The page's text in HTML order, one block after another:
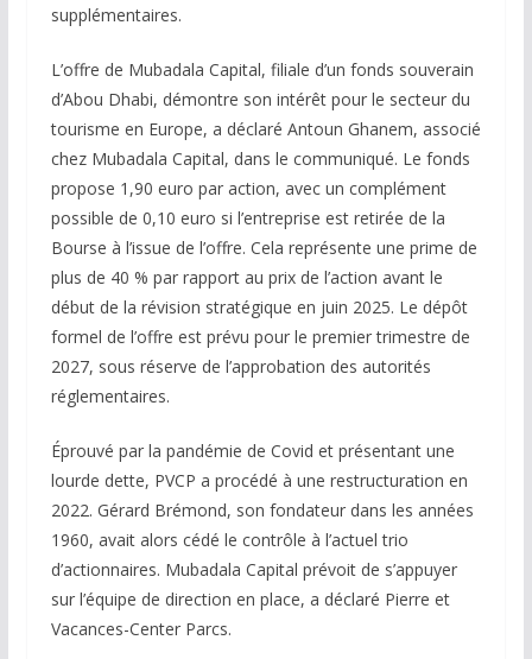
supplémentaires.
L’offre de Mubadala Capital, filiale d’un fonds souverain
d’Abou Dhabi, démontre son intérêt pour le secteur du
tourisme en Europe, a déclaré Antoun Ghanem, associé
chez Mubadala Capital, dans le communiqué. Le fonds
propose 1,90 euro par action, avec un complément
possible de 0,10 euro si l’entreprise est retirée de la
Bourse à l’issue de l’offre. Cela représente une prime de
plus de 40 % par rapport au prix de l’action avant le
début de la révision stratégique en juin 2025. Le dépôt
formel de l’offre est prévu pour le premier trimestre de
2027, sous réserve de l’approbation des autorités
réglementaires.
Éprouvé par la pandémie de Covid et présentant une
lourde dette, PVCP a procédé à une restructuration en
2022. Gérard Brémond, son fondateur dans les années
1960, avait alors cédé le contrôle à l’actuel trio
d’actionnaires. Mubadala Capital prévoit de s’appuyer
sur l’équipe de direction en place, a déclaré Pierre et
Vacances-Center Parcs.